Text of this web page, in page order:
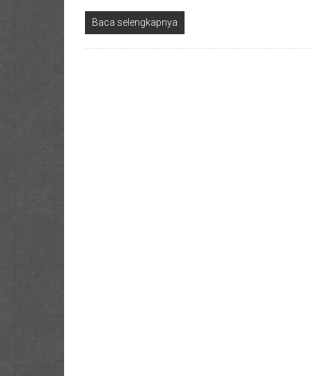
Baca selengkapnya